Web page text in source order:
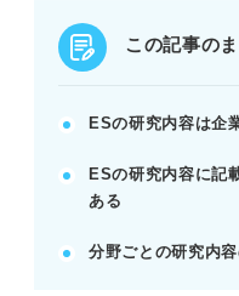
リサーチ段階でも
自分で読み返し教
ピールできる。
記事の該当箇所
ESの研究内容
い！
この記事の
ESの研究内容は企
ESの研究内容に記
ある
分野ごとの研究内